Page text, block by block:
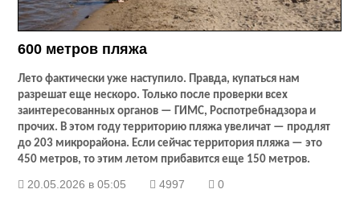
600 метров пляжа
Лето фактически уже наступило. Правда, купаться нам
разрешат еще нескоро. Только после проверки всех
заинтересованных органов — ГИМС, Роспотребнадзора и
прочих. В этом году территорию пляжа увеличат — продлят
до 203 микрорайона. Если сейчас территория пляжа — это
450 метров, то этим летом прибавится еще 150 метров.
20.05.2026 в 05:05 4997 0